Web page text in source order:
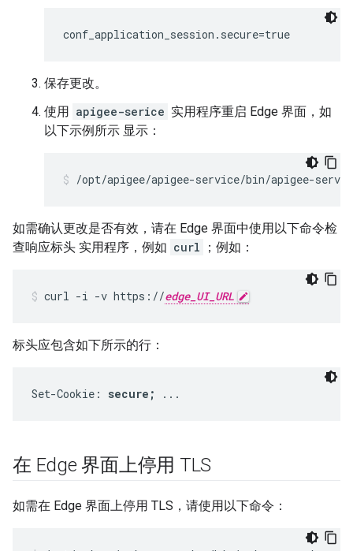
conf_application_session.secure=true
保存更改。
使用 apigee-serice 实用程序重启 Edge 界面，如
以下示例所示 显示：
/opt/apigee/apigee-service/bin/apigee-
如需确认更改是否有效，请在 Edge 界面中使用以下命令检
查响应标头 实用程序，例如 curl ；例如：
curl -i -v https://edge_UI_URL
标头应包含如下所示的行：
Set-Cookie: secure; ...
在 Edge 界面上停用 TLS
如需在 Edge 界面上停用 TLS，请使用以下命令：